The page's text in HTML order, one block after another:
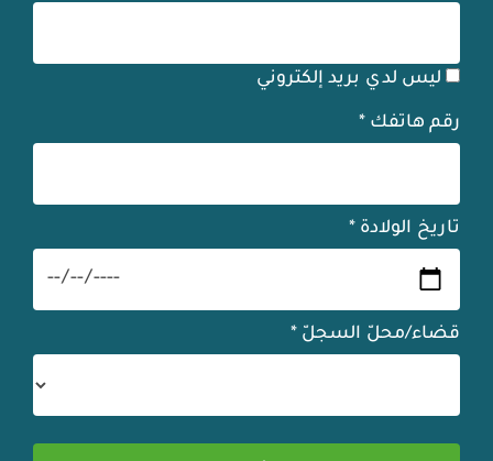
ليس لدي بريد إلكتروني
رقم هاتفك *
تاريخ الولادة *
قضاء/محلّ السجلّ *